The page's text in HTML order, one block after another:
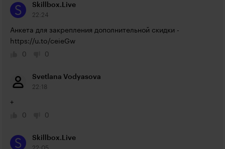
Skillbox.Live
22:24
https://u.to/ceieGw
0
0
Svetlana Vodyasova
22:18
+
0
0
Skillbox.Live